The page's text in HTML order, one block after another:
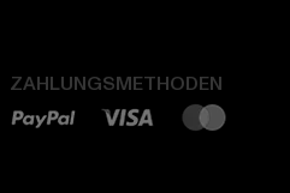
ZAHLUNGSMETHODEN